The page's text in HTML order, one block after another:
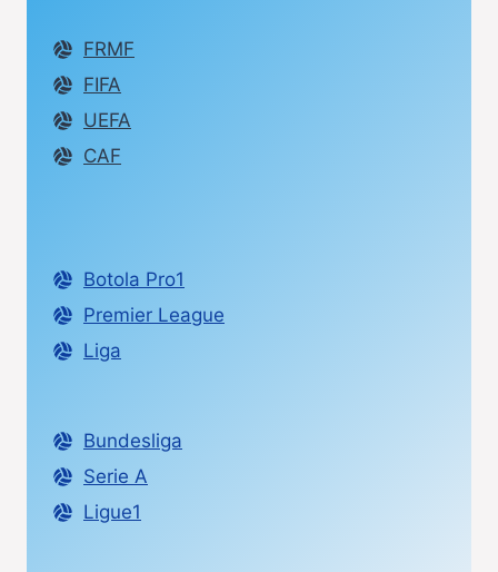
FRMF
FIFA
UEFA
CAF
Botola Pro1
Premier League
Liga
Bundesliga
Serie A
Ligue1